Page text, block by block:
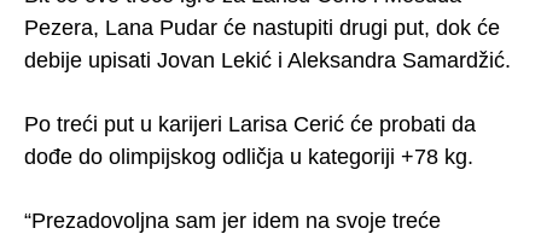
Pezera, Lana Pudar će nastupiti drugi put, dok će
debije upisati Jovan Lekić i Aleksandra Samardžić.
Po treći put u karijeri Larisa Cerić će probati da
dođe do olimpijskog odličja u kategoriji +78 kg.
“Prezadovoljna sam jer idem na svoje treće